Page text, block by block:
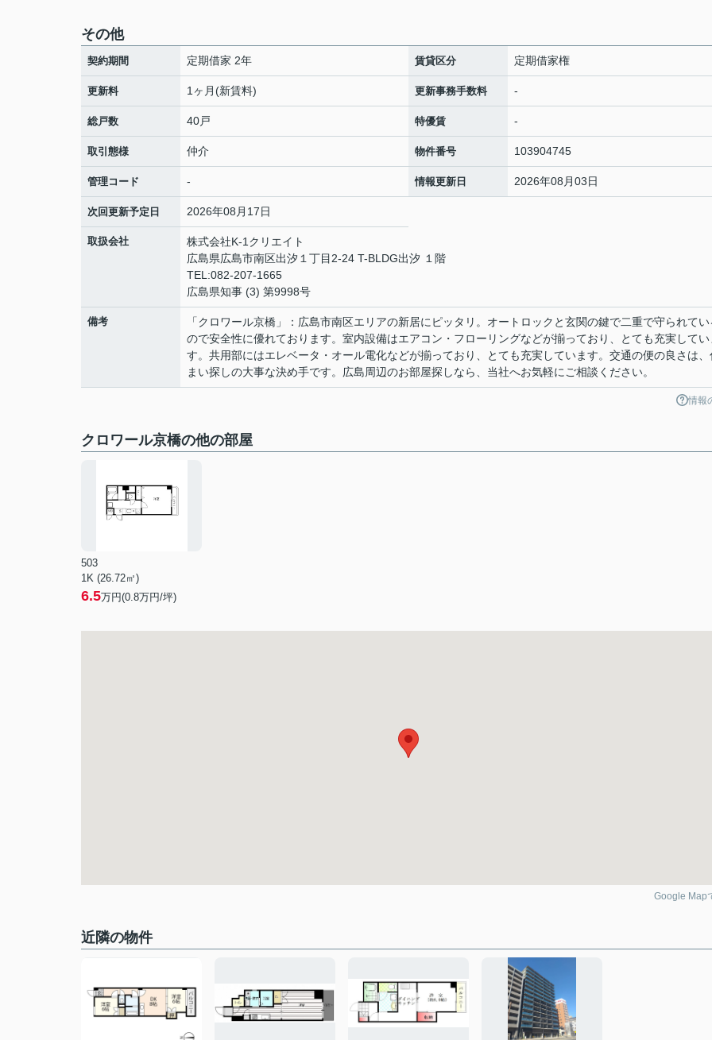
その他
契約期間 定期借家 2年 賃貸区分 定期借家権
更新料 1ヶ月(新賃料) 更新事務手数料 -
総戸数 40戸 特優賃 -
取引態様 仲介 物件番号 103904745
管理コード - 情報更新日 2026年08月03日
次回更新予定日 2026年08月17日
取扱会社
株式会社K-1クリエイト
広島県広島市南区出汐１丁目2-24 T-BLDG出汐 １階
TEL:082-207-1665
広島県知事 (3) 第9998号
備考
「クロワール京橋」：広島市南区エリアの新居にピッタリ。オートロックと玄関の鍵で二重で守られてい
ので安全性に優れております。室内設備はエアコン・フローリングなどが揃っており、とても充実してい
す。共用部にはエレベータ・オール電化などが揃っており、とても充実しています。交通の便の良さは、
まい探しの大事な決め手です。広島周辺のお部屋探しなら、当社へお気軽にご相談ください。
情報
クロワール京橋の他の部屋
503
1K (26.72㎡)
6.5万円(0.8万円/坪)
Google Map
近隣の物件